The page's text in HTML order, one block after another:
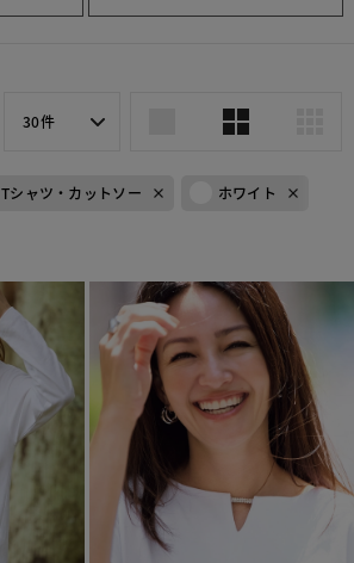
30件
Tシャツ・カットソー ホワイト